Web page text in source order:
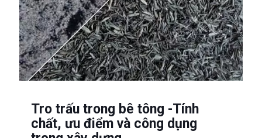
Tro trấu trong bê tông -Tính
chất, ưu điểm và công dụng